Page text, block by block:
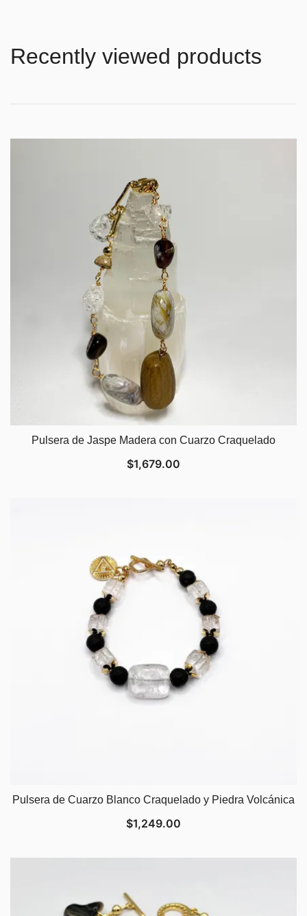
Recently viewed products
Pulsera de Jaspe Madera con Cuarzo Craquelado
$1,679.00
Pulsera de Cuarzo Blanco Craquelado y Piedra Volcánica
$1,249.00